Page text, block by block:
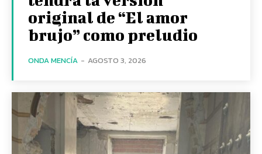
original de “El amor
brujo” como preludio
ONDA MENCÍA - AGOSTO 3, 2026